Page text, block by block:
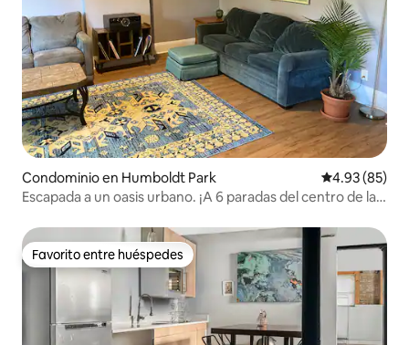
Condominio en Humboldt Park Calificación
4.93 (85)
Escapada a un oasis urbano. ¡A 6 paradas del centro de la
Favorito entre huéspedes
Favorito entre huéspedes